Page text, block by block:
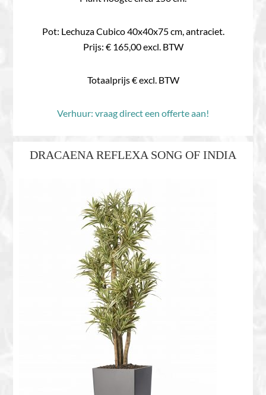
Pot: Lechuza Cubico 40x40x75 cm, antraciet.
Prijs: € 165,00 excl. BTW
Totaalprijs € excl. BTW
Verhuur: vraag direct een offerte aan!
DRACAENA REFLEXA SONG OF INDIA